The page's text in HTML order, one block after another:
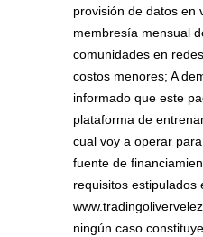
provisión de datos en
membresía mensual
comunidades en
costos menores; A
informado que este
plataforma de
cual voy a operar
fuente de
requisitos estipulados
ningún caso